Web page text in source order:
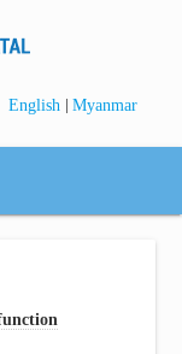
English | Myanmar